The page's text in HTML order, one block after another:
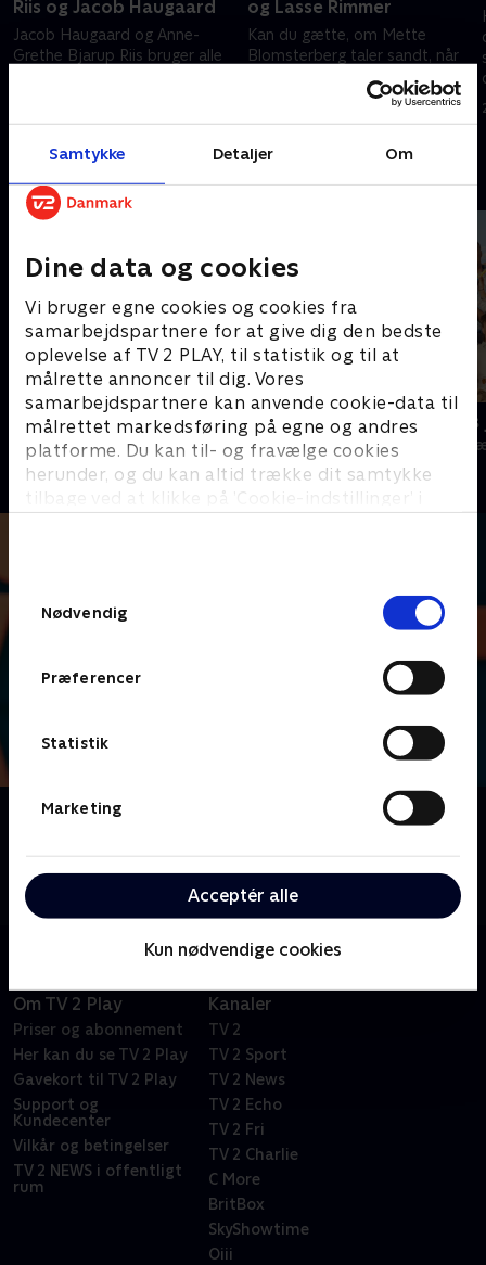
Samtykke Detaljer Om
Dine data og cookies
Vi bruger egne cookies og cookies fra
samarbejdspartnere for at give dig den bedste
oplevelse af TV 2 PLAY, til statistik og til at
målrette annoncer til dig. Vores
samarbejdspartnere kan anvende cookie-data til
målrettet markedsføring på egne og andres
platforme. Du kan til- og fravælge cookies
herunder, og du kan altid trække dit samtykke
tilbage ved at klikke på ’Cookie-indstillinger’ i
Nødvendig
Præferencer
Statistik
Marketing
Acceptér alle
Kun nødvendige cookies
Riis og Jacob Haugaard
Jacob Haugaard og Anne-
Grethe Bjarup Riis bruger alle
24. september 2019 • 32 min
og Lasse Rimmer
Kan du gætte, om Mette
Blomsterberg taler sandt, når
afhængig af Redbull? Og er
tegneserier?.
25. september 2019 • 34 min
Andre så også
Jo færre jo bedre
TV-Shows • 9 sæsoner
24
TV-Shows • 1
Om Lige i skabet
uvaner, når vi byder velkommen til livsstilsquizzen
'Lige i skabet'.
Om TV 2 Play
Priser og abonnement
Her kan du se TV 2 Play
Gavekort til TV 2 Play
Support og
Kundecenter
Vilkår og betingelser
TV 2 NEWS i offentligt
rum
Kanaler
TV 2
TV 2 Sport
TV 2 News
TV 2 Echo
TV 2 Fri
TV 2 Charlie
C More
BritBox
SkyShowtime
Oiii